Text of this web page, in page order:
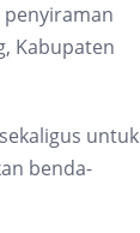
penyiraman
Kabupaten
untuk
benda-